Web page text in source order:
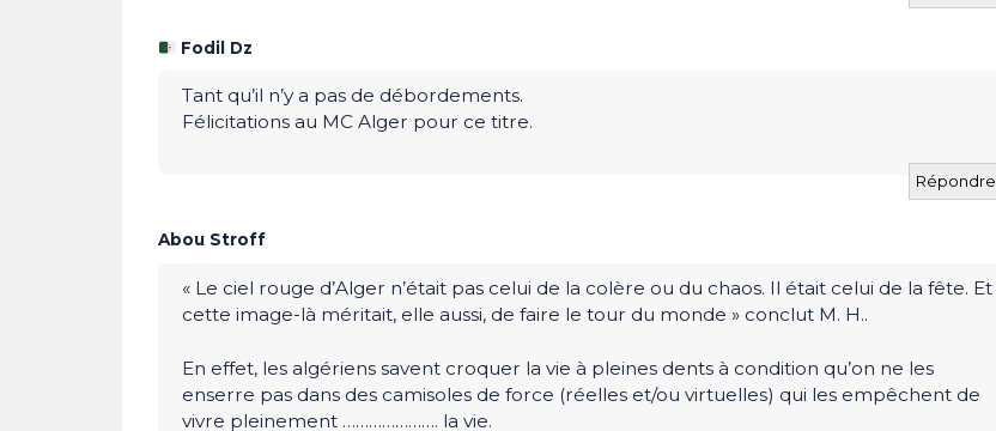
Fodil Dz
Tant qu’il n’y a pas de débordements.
Félicitations au MC Alger pour ce titre.
Répondre
Abou Stroff
« Le ciel rouge d’Alger n’était pas celui de la colère ou du chaos. Il était celui de la fête. Et
cette image-là méritait, elle aussi, de faire le tour du monde » conclut M. H..
En effet, les algériens savent croquer la vie à pleines dents à condition qu’on ne les
enserre pas dans des camisoles de force (réelles et/ou virtuelles) qui les empêchent de
vivre pleinement …………………. la vie.